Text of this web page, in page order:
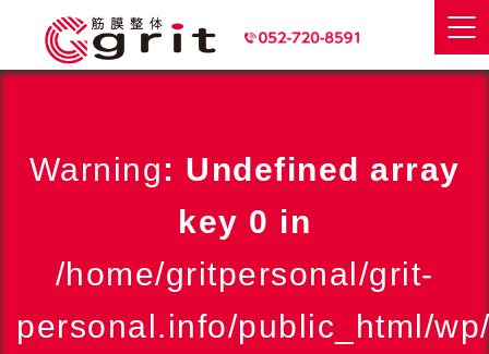
Warning: Undefined array
key 0 in
/home/gritpersonal/grit-
personal.info/public_html/